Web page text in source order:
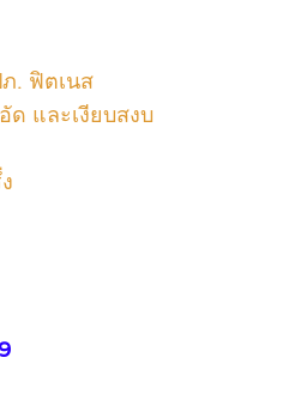
. ฟิตเนส
และเงียบสงบ